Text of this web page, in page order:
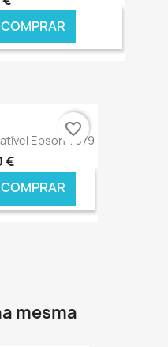
COMPRAR
€ ONLINE
Epson T079
€
COMPRAR
favorite_border
mesma